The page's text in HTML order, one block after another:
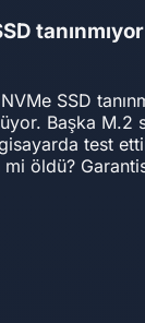
SSD
Başka M.2
test
mi öldü?